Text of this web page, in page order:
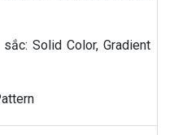
Solid Color, Gradient